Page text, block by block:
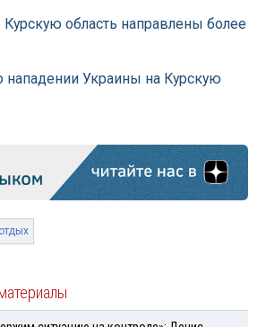
область направлены более
нападении Украины на Курскую
отдых